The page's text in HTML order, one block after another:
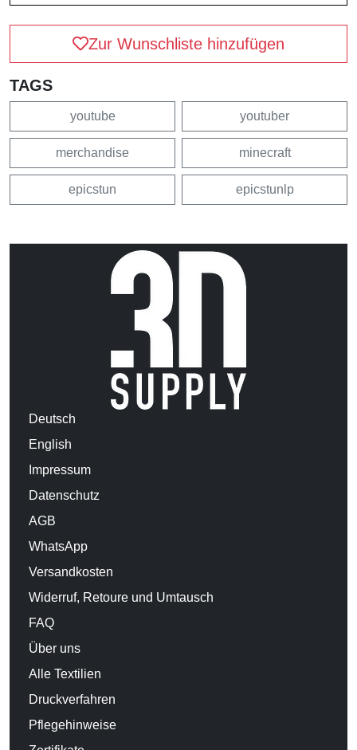
Zur Wunschliste hinzufügen
TAGS
youtube youtuber
merchandise minecraft
epicstun epicstunlp
Deutsch
English
Impressum
Datenschutz
AGB
WhatsApp
Versandkosten
Widerruf, Retoure und Umtausch
FAQ
Über uns
Alle Textilien
Druckverfahren
Pflegehinweise